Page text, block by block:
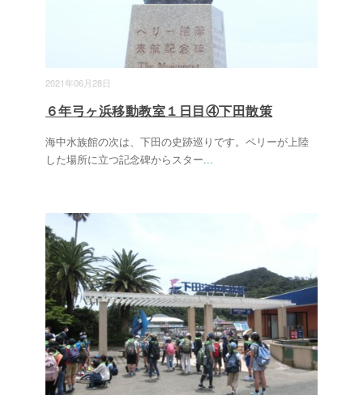
2021年06月28日
６年弓ヶ浜移動教室１日目④下田散策
海中水族館の次は、下田の史跡巡りです。ペリーが上陸
した場所に立つ記念碑からスター...